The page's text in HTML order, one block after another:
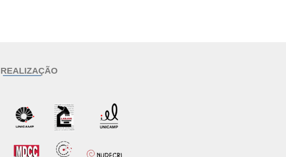
REALIZAÇÃO